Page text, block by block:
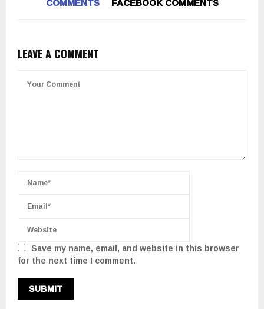
LEAVE A COMMENT
Save my name, email, and website in this browser
for the next time I comment.